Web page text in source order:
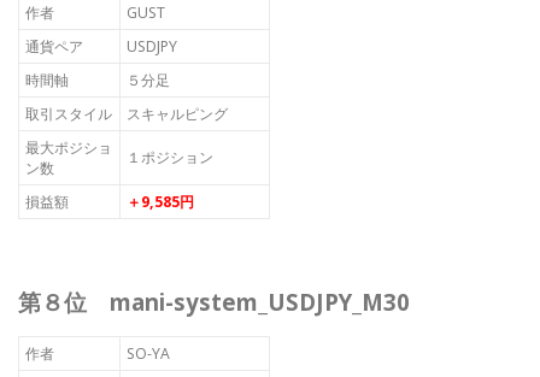
作者
GUST
通貨ペア
USDJPY
時間軸
５分足
取引スタイル
スキャルピング
最大ポジショ
ン数
１ポジション
損益額 ＋9,585円
第８位 mani-system_USDJPY_M30
作者
SO-YA